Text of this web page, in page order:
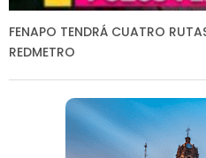
FENAPO TENDRÁ CUATRO
REDMETRO